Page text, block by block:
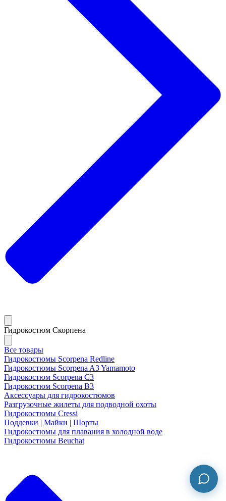
Гидрокостюм Скорпена
Все товары
Гидрокостюмы Scorpena Redline
Гидрокостюмы Scorpena A3 Yamamoto
Гидрокостюм Scorpena C3
Гидрокостюм Scorpena B3
Аксессуары для гидрокостюмов
Разгрузочные жилеты для подводной охоты
Гидрокостюмы Cressi
Поддевки | Майки | Шорты
Гидрокостюмы для плавания в холодной воде
Гидрокостюмы Beuchat